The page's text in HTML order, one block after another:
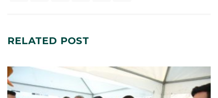
RELATED POST